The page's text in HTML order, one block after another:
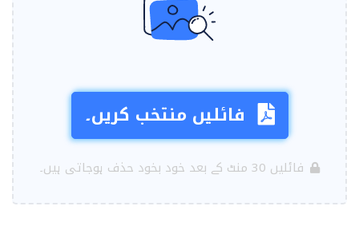
فائلیں منتخب کریں۔
فائلیں 30 منٹ کے بعد خود بخود حذف ہوجاتی ہیں۔